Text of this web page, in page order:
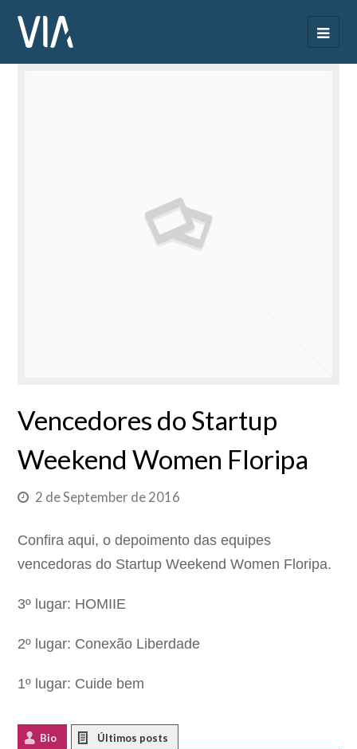
Vencedores do Startup
Weekend Women Floripa
2 de September de 2016
Confira aqui, o depoimento das equipes
vencedoras do Startup Weekend Women Floripa.
3º lugar: HOMIIE
2º lugar: Conexão Liberdade
1º lugar: Cuide bem
Bio